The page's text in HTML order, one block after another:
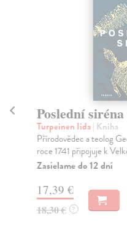
Poslední siréna
Turpeinen Iida| Kniha
Přírodovědec a teolog
roce 1741 připojuje k
Zasielame do 12 dní
17,39 €
18,30 € ?